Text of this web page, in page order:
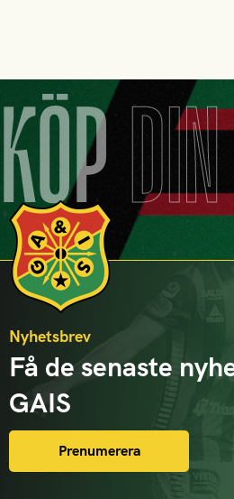
KÖP
Nyhetsbrev
Få de senaste
GAIS
Prenumerera